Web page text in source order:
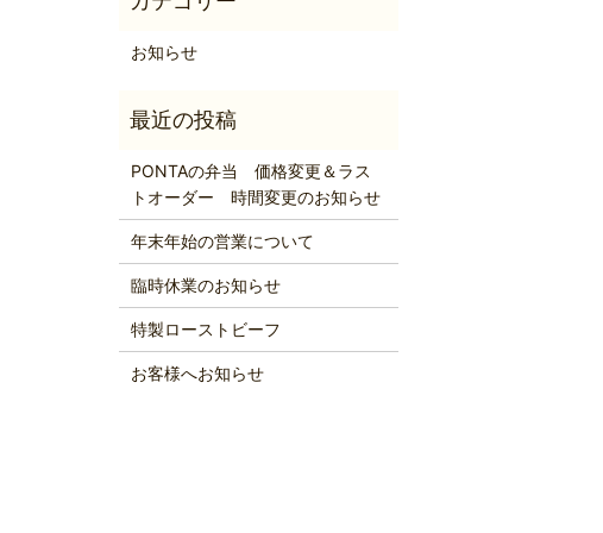
お知らせ
PONTAの弁当 価格変更＆ラス
トオーダー 時間変更のお知らせ
年末年始の営業について
臨時休業のお知らせ
特製ローストビーフ
お客様へお知らせ